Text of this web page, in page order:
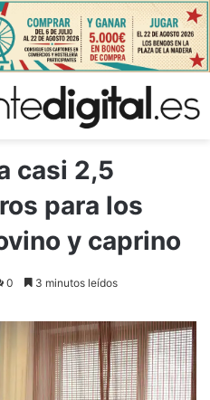
casi 2,5
para los
y caprino
0 3 minutos leídos